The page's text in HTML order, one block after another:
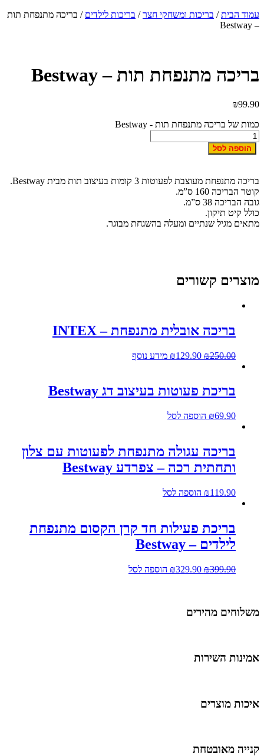
עמוד הבית/ בריכות ומשחקי חצר/ בריכות לילדים / בריכה מתנפחת תות
– Bestway
בריכה מתנפחת תות – Bestway
₪99.90
כמות של בריכה מתנפחת תות - Bestway
הוספה לסל
בריכה מתנפחת מעוצבת לפעוטות 3 קומות בעיצוב תות מבית Bestway.
קוטר הבריכה 160 ס”מ.
גובה הבריכה 38 ס”מ.
כולל קיט תיקון.
מתאים מגיל שנתיים ומעלה בהשגחת מבוגר.
מוצרים קשורים
בריכה אובלית מתנפחת – INTEX
₪250.00
₪129.90 מידע נוסף
בריכת פעוטות בעיצוב דג Bestway
₪69.90 הוספה לסל
בריכה עגולה מתנפחת לפעוטות עם צלון
ותחתית רכה – צפרדע Bestway
₪119.90 הוספה לסל
בריכת פעילות חד קרן הקסום מתנפחת
לילדים – Bestway
₪399.90
₪329.90 הוספה לסל
משלוחים מהירים
אמינות השירות
איכות מוצרים
קנייה מאובטחת